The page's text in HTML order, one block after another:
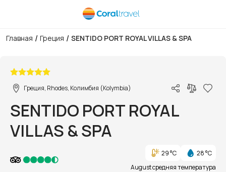
Главная / Греция / SENTIDO PORT ROYAL VILLAS & SPA
Греция, Rhodes, Колимбия (Kolymbia)
SENTIDO PORT ROYAL
VILLAS & SPA
29 °C
28 °C
August средняя температура